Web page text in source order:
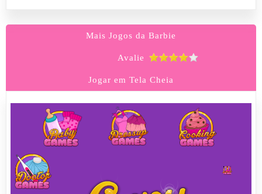
Mais Jogos da Barbie
Avalie
Jogar em Tela Cheia